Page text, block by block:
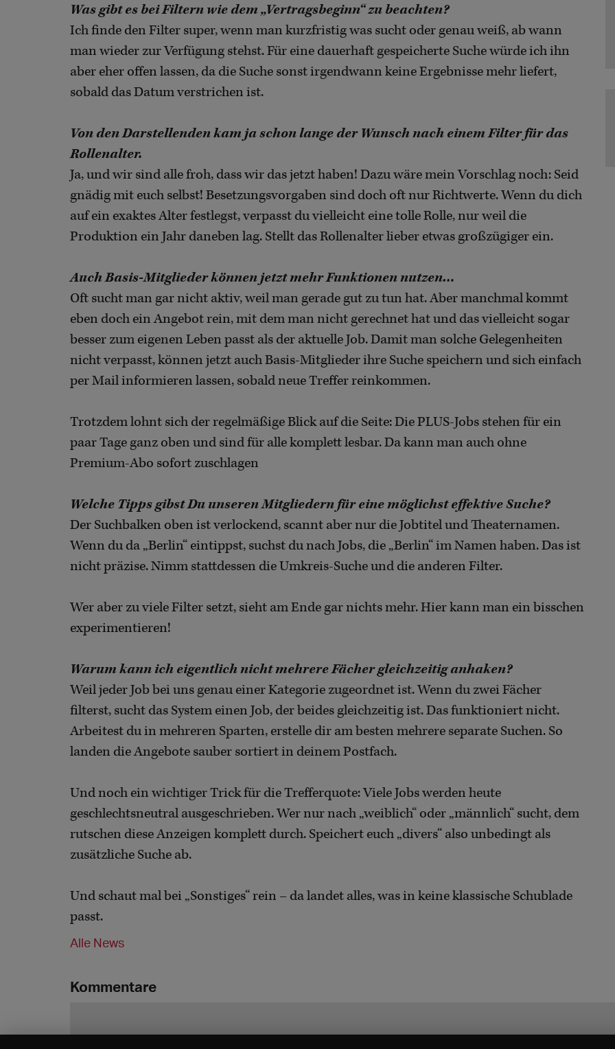
Was gibt es bei Filtern wie dem „Vertragsbeginn“ zu beachten?
Ich finde den Filter super, wenn man kurzfristig was sucht oder genau weiß, ab wann
man wieder zur Verfügung stehst. Für eine dauerhaft gespeicherte Suche würde ich ihn
aber eher offen lassen, da die Suche sonst irgendwann keine Ergebnisse mehr liefert,
sobald das Datum verstrichen ist.
Von den Darstellenden kam ja schon lange der Wunsch nach einem Filter für das
Rollenalter.
Ja, und wir sind alle froh, dass wir das jetzt haben! Dazu wäre mein Vorschlag noch: Seid
gnädig mit euch selbst! Besetzungsvorgaben sind doch oft nur Richtwerte. Wenn du dich
auf ein exaktes Alter festlegst, verpasst du vielleicht eine tolle Rolle, nur weil die
Produktion ein Jahr daneben lag. Stellt das Rollenalter lieber etwas großzügiger ein.
Auch Basis-Mitglieder können jetzt mehr Funktionen nutzen…
Oft sucht man gar nicht aktiv, weil man gerade gut zu tun hat. Aber manchmal kommt
eben doch ein Angebot rein, mit dem man nicht gerechnet hat und das vielleicht sogar
besser zum eigenen Leben passt als der aktuelle Job. Damit man solche Gelegenheiten
nicht verpasst, können jetzt auch Basis-Mitglieder ihre Suche speichern und sich einfach
per Mail informieren lassen, sobald neue Treffer reinkommen.
Trotzdem lohnt sich der regelmäßige Blick auf die Seite: Die PLUS-Jobs stehen für ein
paar Tage ganz oben und sind für alle komplett lesbar. Da kann man auch ohne
Premium-Abo sofort zuschlagen
Welche Tipps gibst Du unseren Mitgliedern für eine möglichst effektive Suche?
Der Suchbalken oben ist verlockend, scannt aber nur die Jobtitel und Theaternamen.
Wenn du da „Berlin“ eintippst, suchst du nach Jobs, die „Berlin“ im Namen haben. Das ist
nicht präzise. Nimm stattdessen die Umkreis-Suche und die anderen Filter.
Wer aber zu viele Filter setzt, sieht am Ende gar nichts mehr. Hier kann man ein bisschen
experimentieren!
Warum kann ich eigentlich nicht mehrere Fächer gleichzeitig anhaken?
Weil jeder Job bei uns genau einer Kategorie zugeordnet ist. Wenn du zwei Fächer
filterst, sucht das System einen Job, der beides gleichzeitig ist. Das funktioniert nicht.
Arbeitest du in mehreren Sparten, erstelle dir am besten mehrere separate Suchen. So
landen die Angebote sauber sortiert in deinem Postfach.
Und noch ein wichtiger Trick für die Trefferquote: Viele Jobs werden heute
geschlechtsneutral ausgeschrieben. Wer nur nach „weiblich“ oder „männlich“ sucht, dem
rutschen diese Anzeigen komplett durch. Speichert euch „divers“ also unbedingt als
zusätzliche Suche ab.
Und schaut mal bei „Sonstiges“ rein – da landet alles, was in keine klassische Schublade
passt.
Alle News
Kommentare